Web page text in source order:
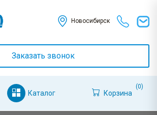
Новосибирск
Заказать звонок
Каталог Корзина
(0)